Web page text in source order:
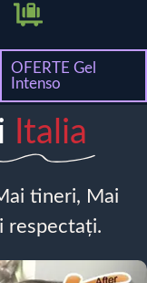
OFERTE Gel
Intenso
Italia
tineri, Mai
respectați.